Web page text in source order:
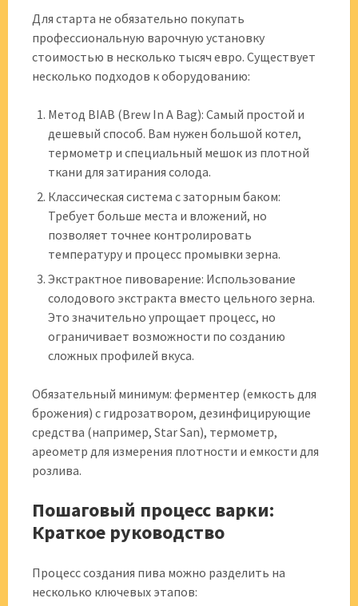
Для старта не обязательно покупать
профессиональную варочную установку
стоимостью в несколько тысяч евро. Существует
несколько подходов к оборудованию:
Метод BIAB (Brew In A Bag): Самый простой и
дешевый способ. Вам нужен большой котел,
термометр и специальный мешок из плотной
ткани для затирания солода.
Классическая система с заторным баком:
Требует больше места и вложений, но
позволяет точнее контролировать
температуру и процесс промывки зерна.
Экстрактное пивоварение: Использование
солодового экстракта вместо цельного зерна.
Это значительно упрощает процесс, но
ограничивает возможности по созданию
сложных профилей вкуса.
Обязательный минимум: ферментер (емкость для
брожения) с гидрозатвором, дезинфицирующие
средства (например, Star San), термометр,
ареометр для измерения плотности и емкости для
розлива.
Пошаговый процесс варки:
Краткое руководство
Процесс создания пива можно разделить на
несколько ключевых этапов: